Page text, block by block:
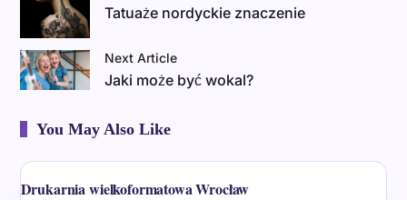
Tatuaże nordyckie znaczenie
Next Article
Jaki może być wokal?
You May Also Like
Drukarnia wielkoformatowa Wrocław